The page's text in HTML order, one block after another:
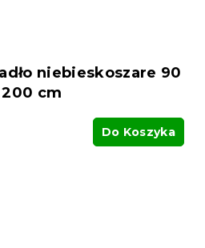
niebieskoszare 90
200 cm
Do Koszyka